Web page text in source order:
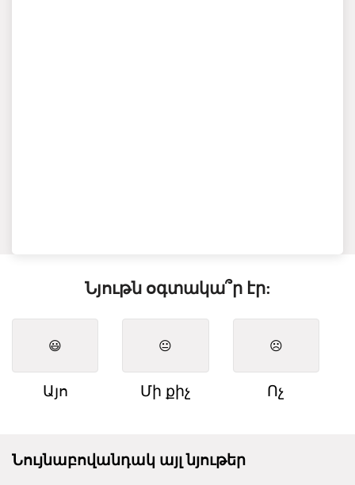
Նյութն օգտակա՞ր էր:
😃
Այո
😐
Մի քիչ
☹️
Ոչ
Նույնաբովանդակ այլ նյութեր